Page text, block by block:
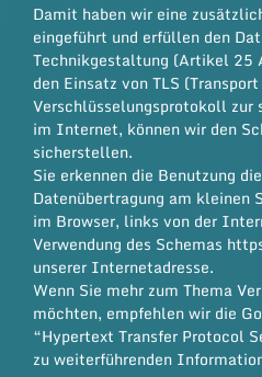
Damit haben wir eine
eingeführt und erfüllen den
Technikgestaltung (Artikel 25
den Einsatz von TLS
Verschlüsselungsprotokoll zur
im Internet, können wir den
sicherstellen.
Sie erkennen die Benutzung
Datenübertragung am kleinen
im Browser, links von der
Verwendung des Schemas
unserer Internetadresse.
Wenn Sie mehr zum Thema
möchten, empfehlen wir die
“Hypertext Transfer Protocol
zu weiterführenden